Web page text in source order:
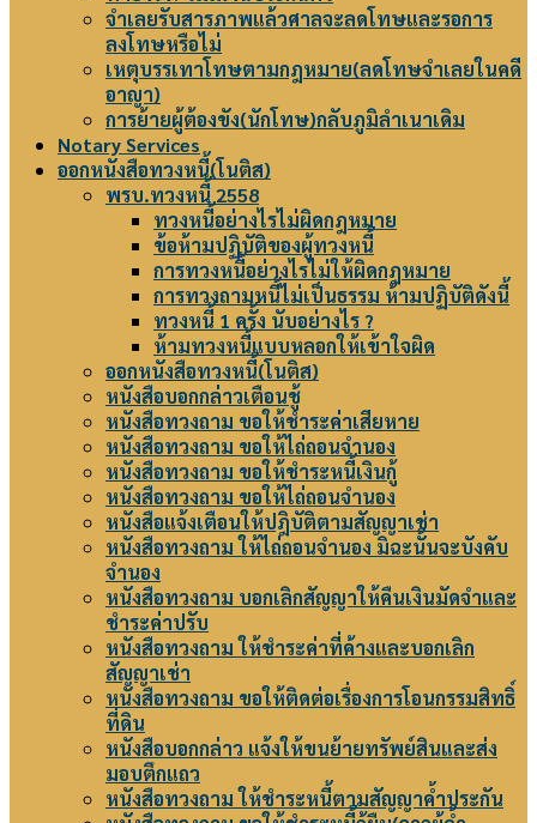
จำเลยรับสารภาพแล้วศาลจะลดโทษและรอการ
ลงโทษหรือไม่
เหตุบรรเทาโทษตามกฎหมาย(ลดโทษจำเลยในคดี
อาญา)
การย้ายผู้ต้องขัง(นักโทษ)กลับภูมิลำเนาเดิม
Notary Services
ออกหนังสือทวงหนี้(โนติส)
พรบ.ทวงหนี้ 2558
ทวงหนี้อย่างไรไม่ผิดกฎหมาย
ข้อห้ามปฏิบัติของผู้ทวงหนี้
การทวงหนี้อย่างไรไม่ให้ผิดกฎหมาย
การทวงถามหนี้ไม่เป็นธรรม ห้ามปฏิบัติดังนี้
ทวงหนี้ 1 ครั้ง นับอย่างไร ?
ห้ามทวงหนี้แบบหลอกให้เข้าใจผิด
ออกหนังสือทวงหนี้(โนติส)
หนังสือบอกกล่าวเตือนชู้
หนังสือทวงถาม ขอให้ชำระค่าเสียหาย
หนังสือทวงถาม ขอให้ไถ่ถอนจำนอง
หนังสือทวงถาม ขอให้ชำระหนี้เงินกู้
หนังสือทวงถาม ขอให้ไถ่ถอนจำนอง
หนังสือแจ้งเตือนให้ปฎิบัติตามสัญญาเช่า
หนังสือทวงถาม ให้ไถ่ถอนจำนอง มิฉะนั้นจะบังคับ
จำนอง
หนังสือทวงถาม บอกเลิกสัญญาให้คืนเงินมัดจำและ
ชำระค่าปรับ
หนังสือทวงถาม ให้ชำระค่าที่ค้างและบอกเลิก
สัญญาเช่า
หนังสือทวงถาม ขอให้ติดต่อเรื่องการโอนกรรมสิทธิ์
ที่ดิน
หนังสือบอกกล่าว แจ้งให้ขนย้ายทรัพย์สินและส่ง
มอบตึกแถว
หนังสือทวงถาม ให้ชำระหนี้ตามสัญญาค้ำประกัน